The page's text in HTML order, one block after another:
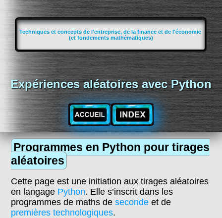
Techniques et concepts de l'entreprise, de la finance et de l'économie
(et fondements mathématiques)
Expériences aléatoires avec Python
Programmes en Python pour tirages
aléatoires
Cette page est une initiation aux tirages aléatoires
en langage Python. Elle s’inscrit dans les
programmes de maths deseconde et de
premières technologiques.